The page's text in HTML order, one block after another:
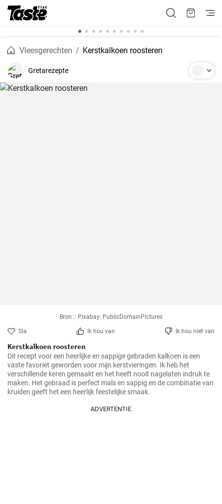
Vleesgerechten Kerstkalkoen roosteren
Gretarezepte
Bron :: Pixabay: PublicDomainPictures
Sla Ik hou van Ik hou niet van
Kerstkalkoen roosteren
Dit recept voor een heerlijke en sappige gebraden kalkoen is een
vaste favoriet geworden voor mijn kerstvieringen. Ik heb het
verschillende keren gemaakt en het heeft nooit nagelaten indruk te
maken. Het gebraad is perfect mals en sappig en de combinatie van
kruiden geeft het een heerlijk feestelijke smaak.
ADVERTENTIE